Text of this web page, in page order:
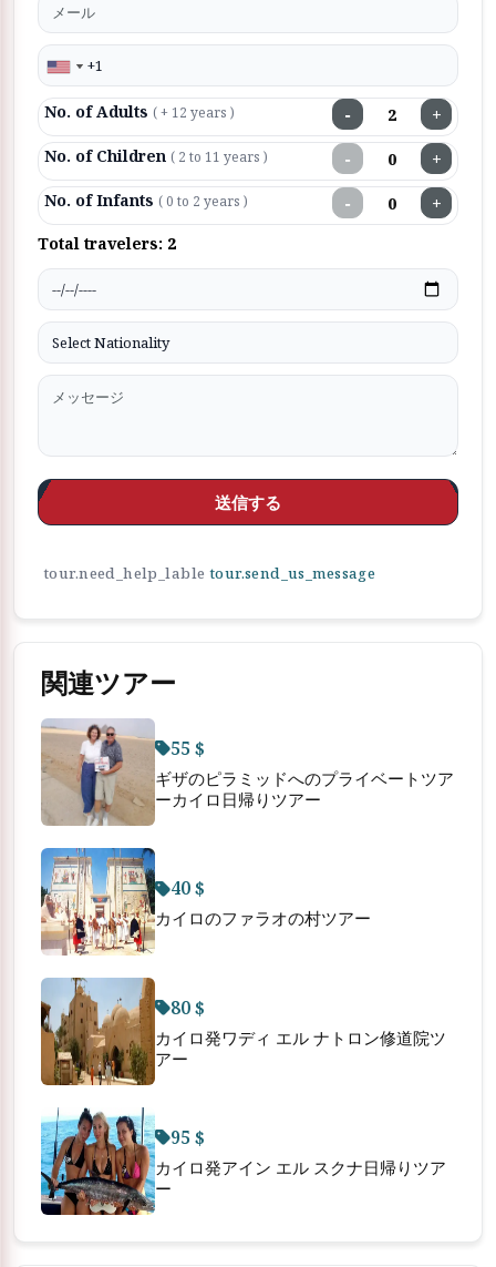
No. of Adults ( + 12 years ) − +
No. of Children ( 2 to 11 years ) − +
No. of Infants ( 0 to 2 years ) − +
Total travelers: 2
送信する
tour.need_help_lable tour.send_us_message
関連ツアー
55 $
ギザのピラミッドへのプライベートツア
ーカイロ日帰りツアー
40 $
カイロのファラオの村ツアー
80 $
カイロ発ワディ エル ナトロン修道院ツ
アー
95 $
カイロ発アイン エル スクナ日帰りツア
ー